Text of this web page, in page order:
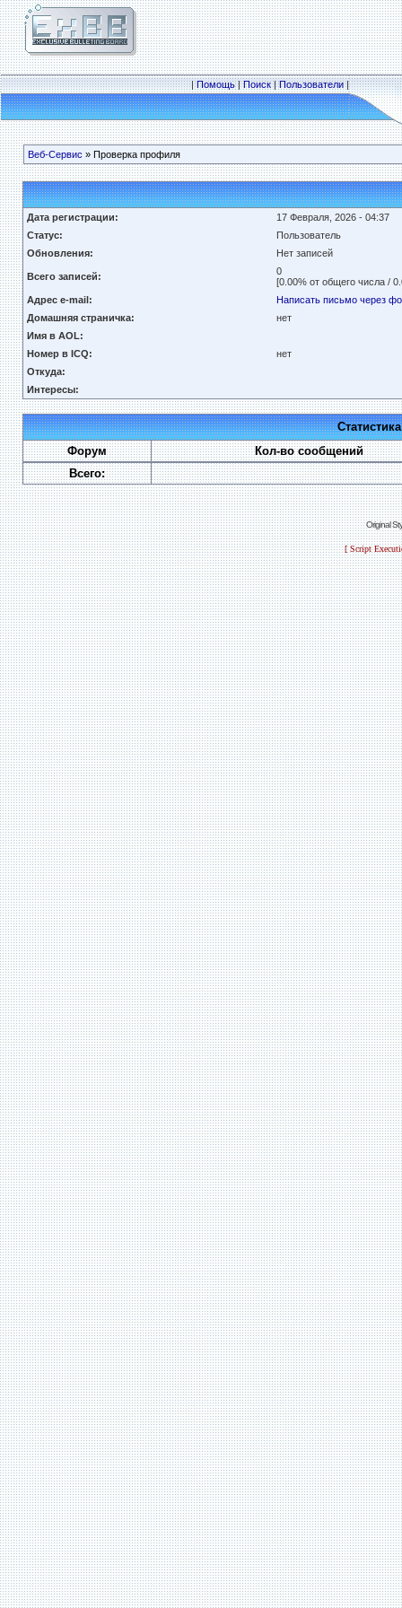
|Помощь|Поиск|Пользователи|
Веб-Сервис » Проверка профиля
Дата регистрации:
17 Февраля, 2026 - 04:37
Статус:
Пользователь
Обновления:
Нет записей
Всего записей:
0
[0.00% от общего числа /
Адрес e-mail:
Написать письмо через
Домашняя страничка:
нет
Имя в AOL:
Номер в ICQ:
нет
Откуда:
Интересы:
Форум
Кол-во сообщений
Всего:
Original
[ Script